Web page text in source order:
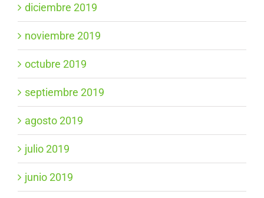
diciembre 2019
noviembre 2019
octubre 2019
septiembre 2019
agosto 2019
julio 2019
junio 2019